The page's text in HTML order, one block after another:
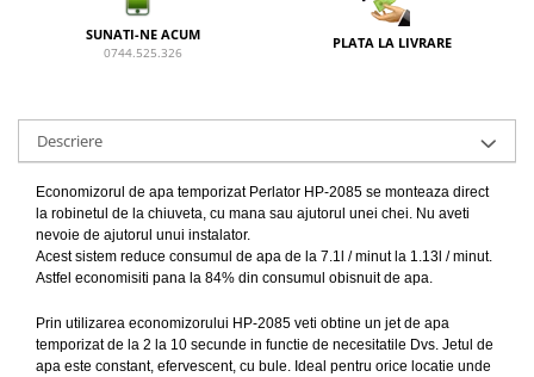
SUNATI-NE ACUM
0744.525.326
PLATA LA LIVRARE
Descriere
Economizorul de apa temporizat Perlator HP-2085 se monteaza direct
la robinetul de la chiuveta, cu mana sau ajutorul unei chei. Nu aveti
nevoie de ajutorul unui instalator.
Acest sistem reduce consumul de apa de la 7.1l / minut la 1.13l / minut.
Astfel economisiti pana la 84% din consumul obisnuit de apa.
Prin utilizarea economizorului HP-2085 veti obtine un jet de apa
temporizat de la 2 la 10 secunde in functie de necesitatile Dvs. Jetul de
apa este constant, efervescent, cu bule. Ideal pentru orice locatie unde